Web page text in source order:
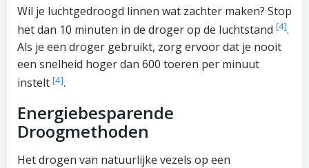
Wil je luchtgedroogd linnen wat zachter maken? Stop
het dan 10 minuten in de droger op de luchtstand [4].
Als je een droger gebruikt, zorg ervoor dat je nooit
een snelheid hoger dan 600 toeren per minuut
instelt [4].
Energiebesparende
Droogmethoden
Het drogen van natuurlijke vezels op een